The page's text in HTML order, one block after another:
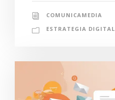
COMUNICAMEDIA
ESTRATEGIA DIGITAL